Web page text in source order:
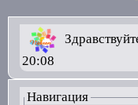
20:08
Навигация